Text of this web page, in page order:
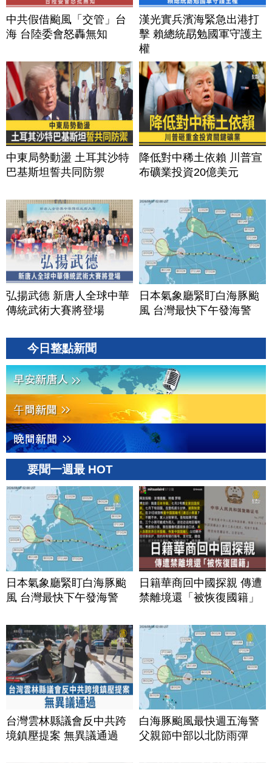
中共假借颱風「交管」台
海 台陸委會怒轟無知
漢光實兵濱海緊急出港打
擊 賴總統勗勉國軍守護主
權
中東局勢動盪 土耳其沙特
巴基斯坦誓共同防禦
降低對中稀土依賴 川普宣
布礦業投資20億美元
弘揚武德 新唐人全球中華
傳統武術大賽將登場
日本氣象廳緊盯白海豚颱
風 台灣最快下午發海警
今日整點新聞
要聞一週最 HOT
日本氣象廳緊盯白海豚颱
風 台灣最快下午發海警
日籍華商回中國探親 傳遭
禁離境還「被恢復國籍」
台灣雲林縣議會反中共跨
境鎮壓提案 無異議通過
白海豚颱風最快週五海警
父親節中部以北防雨彈